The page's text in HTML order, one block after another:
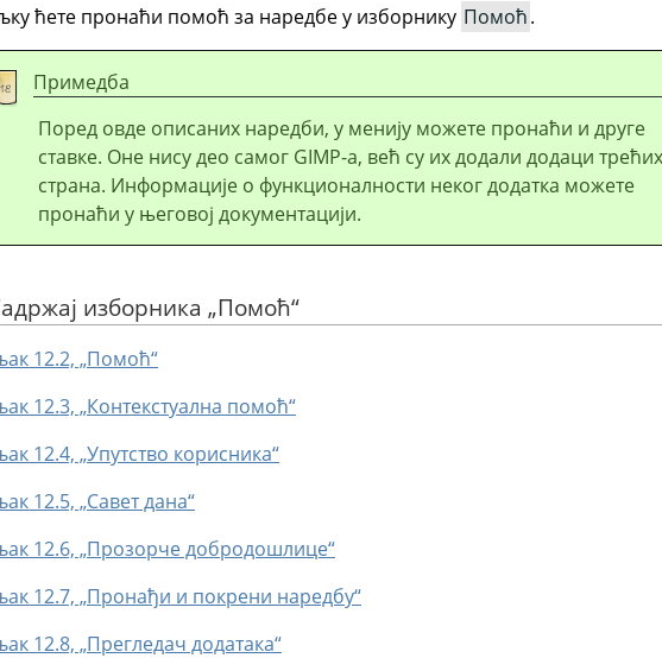
ћете пронаћи помоћ за наредбе у изборнику Помоћ.
Примедба
Поред овде описаних наредби, у менију можете пронаћи и друге
ставке. Оне нису део самог GIMP-а, већ су их додали додаци трећих
страна. Информације о функционалности неког додатка можете
пронаћи у његовој документацији.
изборника „Помоћ“
12.2, „Помоћ“
12.3, „Контекстуална помоћ“
12.4, „Упутство корисника“
12.5, „Савет дана“
12.6, „Прозорче добродошлице“
12.7, „Пронађи и покрени наредбу“
12.8, „Прегледач додатака“